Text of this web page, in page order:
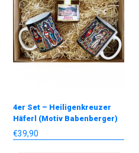
4er Set – Heiligenkreuzer
Häferl (Motiv Babenberger)
€39,90